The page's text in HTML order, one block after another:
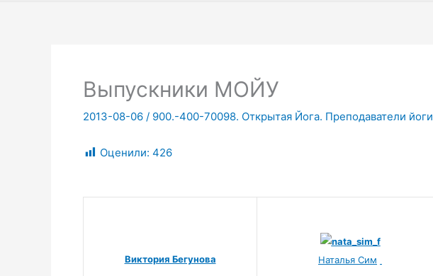
Выпускники МОЙУ
2013-08-06 / 900.-400-70098. Открытая Йога. Преподаватели йоги
Оценили: 426
Виктория Бегунова
Наталья Сим